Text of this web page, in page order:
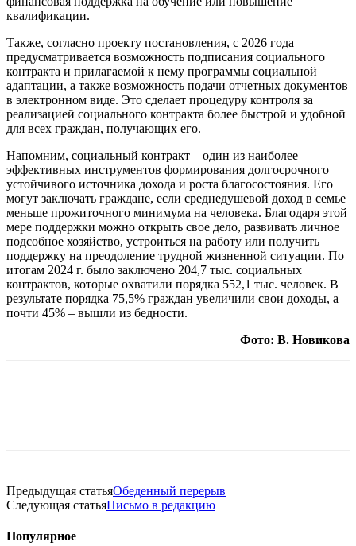
квалификации.
Также, согласно проекту постановления, с 2026 года
предусматривается возможность подписания социального
контракта и прилагаемой к нему программы социальной
адаптации, а также возможность подачи отчетных документов
в электронном виде. Это сделает процедуру контроля за
реализацией социального контракта более быстрой и удобной
для всех граждан, получающих его.
Напомним, социальный контракт – один из наиболее
эффективных инструментов формирования долгосрочного
устойчивого источника дохода и роста благосостояния. Его
могут заключать граждане, если среднедушевой доход в семье
меньше прожиточного минимума на человека. Благодаря этой
мере поддержки можно открыть свое дело, развивать личное
подсобное хозяйство, устроиться на работу или получить
поддержку на преодоление трудной жизненной ситуации. По
итогам 2024 г. было заключено 204,7 тыс. социальных
контрактов, которые охватили порядка 552,1 тыс. человек. В
результате порядка 75,5% граждан увеличили свои доходы, а
почти 45% – вышли из бедности.
Фото: В. Новикова
Предыдущая статьяОбеденный перерыв
Следующая статьяПисьмо в редакцию
Популярное